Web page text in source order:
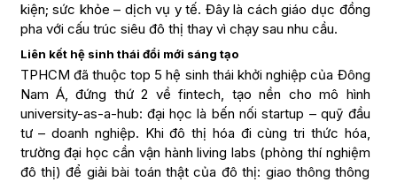
kiện; sức khỏe – dịch vụ y tế. Đây là cách giáo dục đồng
pha với cấu trúc siêu đô thị thay vì chạy sau nhu cầu.
Liên kết hệ sinh thái đổi mới sáng tạo
TPHCM đã thuộc top 5 hệ sinh thái khởi nghiệp của Đông
Nam Á, đứng thứ 2 về fintech, tạo nền cho mô hình
university-as-a-hub: đại học là bến nối startup – quỹ đầu
tư – doanh nghiệp. Khi đô thị hóa đi cùng tri thức hóa,
trường đại học cần vận hành living labs (phòng thí nghiệm
đô thị) để giải bài toán thật của đô thị: giao thông thông